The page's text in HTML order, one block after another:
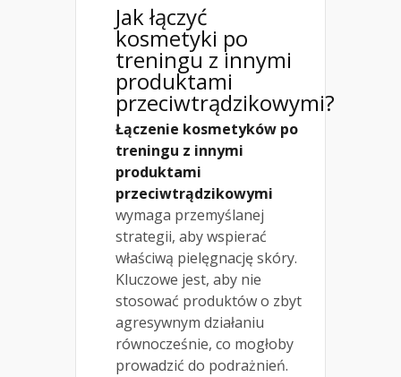
Jak łączyć
kosmetyki po
treningu z innymi
produktami
przeciwtrądzikowymi?
Łączenie kosmetyków po
treningu z innymi
produktami
przeciwtrądzikowymi
wymaga przemyślanej
strategii, aby wspierać
właściwą pielęgnację skóry.
Kluczowe jest, aby nie
stosować produktów o zbyt
agresywnym działaniu
równocześnie, co mogłoby
prowadzić do podrażnień.